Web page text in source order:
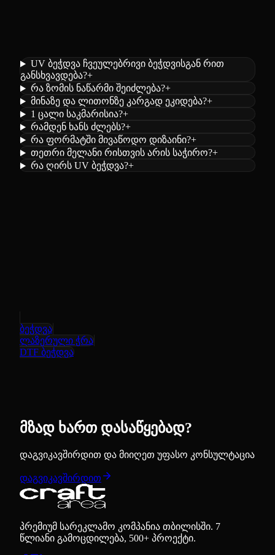
UV ბეჭდვა ჩვეულებრივი ბეჭდვისგან რით
განსხვავდება?+
რა ზომის ნაწარმი შეიძლება?+
მინაზე და ლითონზე კარგად ეკიდება?+
1 ცალი საკმარისია?+
რამდენ ხანს ძლებს?+
რა ფორმატში მივაწოდო დიზაინი?+
თეთრი მელანი რისთვის არის საჭირო?+
რა ღირს UV ბეჭდვა?+
ბეჭდვა
ლაზერული ჭრა
DTF ბეჭდვა
მზად ხართ დასაწყებად?
დაგვიკავშირდით და მიიღეთ უფასო კონსულტაცია
დაგვიკავშირდით
პრემიუმ სარეკლამო კომპანია თბილისში. 7
წლიანი გამოცდილება, 500+ პროექტი.